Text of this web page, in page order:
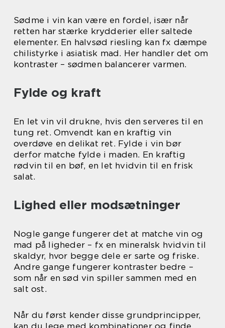
Sødme i vin kan være en fordel, især når
retten har stærke krydderier eller saltede
elementer. En halvsød riesling kan fx dæmpe
chilistyrke i asiatisk mad. Her handler det om
kontraster – sødmen balancerer varmen.
Fylde og kraft
En let vin vil drukne, hvis den serveres til en
tung ret. Omvendt kan en kraftig vin
overdøve en delikat ret. Fylde i vin bør
derfor matche fylde i maden. En kraftig
rødvin til en bøf, en let hvidvin til en frisk
salat.
Lighed eller modsætninger
Nogle gange fungerer det at matche vin og
mad på ligheder – fx en mineralsk hvidvin til
skaldyr, hvor begge dele er sarte og friske.
Andre gange fungerer kontraster bedre –
som når en sød vin spiller sammen med en
salt ost.
Når du først kender disse grundprincipper,
kan du lege med kombinationer og finde